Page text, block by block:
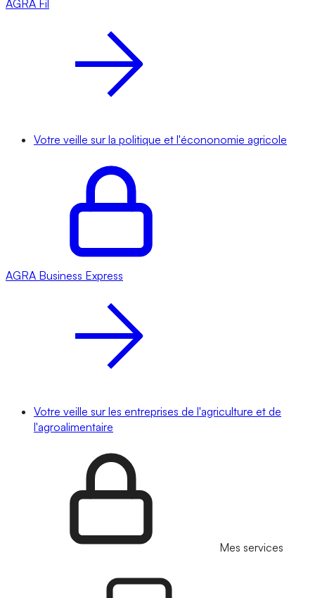
AGRA Fil
Votre veille sur la politique et l'écononomie agricole
AGRA Business Express
Votre veille sur les entreprises de l'agriculture et de
l'agroalimentaire
Mes services